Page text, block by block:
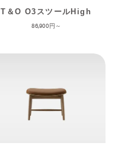
T＆O O3スツールHigh
86,900